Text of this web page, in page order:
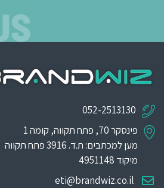
052-2513130
פינסקר 70, פתח תקווה, קומה 1
מען למכתבים: ת.ד. 3916 פתח תקווה
מיקוד 4951148
eti@brandwiz.co.il